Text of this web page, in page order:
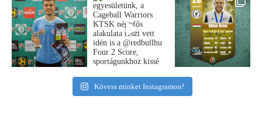
Kövess minket Instagramon!